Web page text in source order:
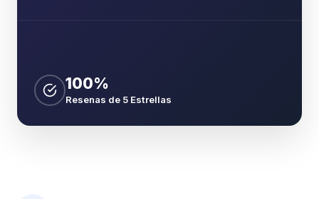
100%
Resenas de 5 Estrellas